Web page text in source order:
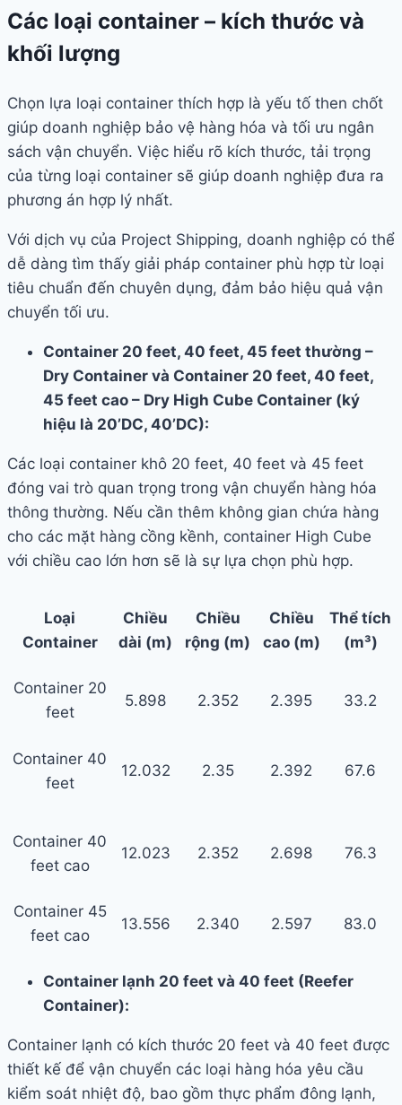
Các loại container – kích thước và
khối lượng
Chọn lựa loại container thích hợp là yếu tố then chốt
giúp doanh nghiệp bảo vệ hàng hóa và tối ưu ngân
sách vận chuyển. Việc hiểu rõ kích thước, tải trọng
của từng loại container sẽ giúp doanh nghiệp đưa ra
phương án hợp lý nhất.
Với dịch vụ của Project Shipping, doanh nghiệp có thể
dễ dàng tìm thấy giải pháp container phù hợp từ loại
tiêu chuẩn đến chuyên dụng, đảm bảo hiệu quả vận
chuyển tối ưu.
Container 20 feet, 40 feet, 45 feet thường –
Dry Container và Container 20 feet, 40 feet,
45 feet cao – Dry High Cube Container (ký
hiệu là 20’DC, 40’DC):
Các loại container khô 20 feet, 40 feet và 45 feet
đóng vai trò quan trọng trong vận chuyển hàng hóa
thông thường. Nếu cần thêm không gian chứa hàng
cho các mặt hàng cồng kềnh, container High Cube
với chiều cao lớn hơn sẽ là sự lựa chọn phù hợp.
Loại
Container
Chiều
dài (m)
Chiều
rộng (m)
Chiều
cao (m)
Thể tích
(m³)
Container 20
feet
5.898 2.352 2.395 33.2
Container 40
feet
12.032 2.35 2.392 67.6
Container 40
feet cao
12.023 2.352 2.698 76.3
Container 45
feet cao
13.556 2.340 2.597 83.0
Container lạnh 20 feet và 40 feet (Reefer
Container):
Container lạnh có kích thước 20 feet và 40 feet được
thiết kế để vận chuyển các loại hàng hóa yêu cầu
kiểm soát nhiệt độ, bao gồm thực phẩm đông lạnh,